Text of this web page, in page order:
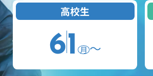
高校生
61 月 〜